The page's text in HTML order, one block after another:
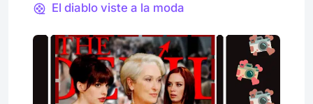
El diablo viste a la moda